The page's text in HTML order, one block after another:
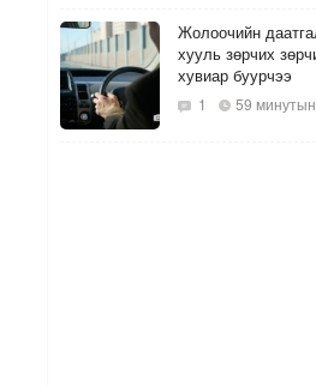
Жолоочийн
хууль зөрчих
хувиар буурчээ
1 59